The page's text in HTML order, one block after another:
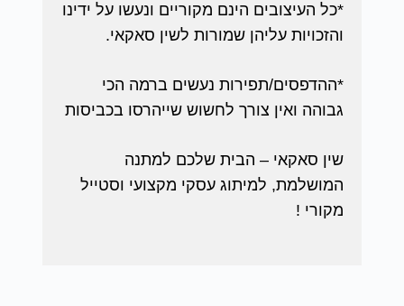
*כל העיצובים הינם מקוריים ונעשו על ידינו
והזכויות עליהן שמורות לשין סאקאי.
*ההדפסים/תפירות נעשים ברמה הכי
גבוהה ואין צורך לחשוש שייהרסו בכביסות
שין סאקאי – הבית שלכם למתנה
המושלמת, למיתוג עסקי מקצועי וסטייל
מקורי !